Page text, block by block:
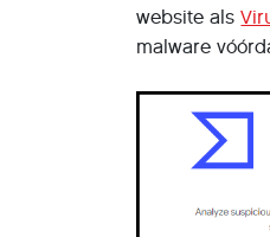
website als
malware